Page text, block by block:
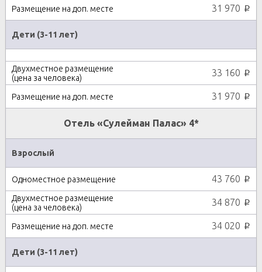
31 970 p
Дети (3-11 лет)
33 160 p
31 970 p
Отель «Сулейман Палас» 4*
Взрослый
43 760 p
34 870 p
34 020 p
Дети (3-11 лет)